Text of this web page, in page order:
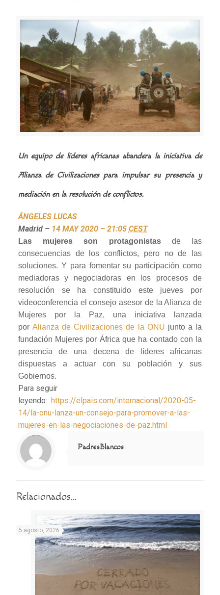
Un equipo de líderes africanas abandera la iniciativa de
Alianza de Civilizaciones para impulsar su presencia y
mediación en la resolución de conflictos.
ÁNGELES LUCAS
Madrid– 14 MAY 2020 – 21:05 CEST
Las mujeres son protagonistasde las
consecuencias de los conflictos, pero no de las
soluciones. Y para fomentar su participación como
mediadoras y negociadoras en los procesos de
resolución se ha constituido este jueves por
videoconferencia el consejo asesor de la Alianza de
Mujeres por la Paz, una iniciativa lanzada
porAlianza de Civilizaciones de la ONU junto a la
fundación Mujeres por África que ha contado con la
presencia de una decena de líderes africanas
dispuestas a actuar con su población y sus
Gobiernos.
Para seguir
leyendo: https://elpais.com/internacional/2020-05-
14/la-onu-lanza-un-consejo-para-promover-a-las-
mujeres-en-las-negociaciones-de-paz.html
Notice
: Trying to access array offset on value of type null in
/home/misioner/public_html/padresblancos/themes/betheme/includes/content-single.php
on line
286
PadresBlancos
Relacionados...
5 agosto, 2026